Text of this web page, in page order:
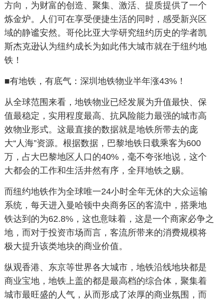
方向，为财富的创造、聚集、激活、提质提供了一个
炼金炉。人们可在享受便捷生活的同时，感受新兴区
域的静谧安然。哥伦比亚大学研究纽约历史的学者凯
斯杰克逊认为纽约成长为如此伟大城市就在于纽约地
铁！
■有地铁，有底气：深圳地铁物业半年涨43%！
从全球范围来看，地铁物业已经发展为升值最快、保
值最稳定，实用程度最高、抗风险能力最强的城市高
效物业形式。这最直接的数据就是地铁所带去的庞
大“人海”资源。根据数据，巴黎地铁日载乘客为600
万，占大巴黎地区人口的40%，毫不夸张地说，这个
大都会的工作和生活井然有序，全拜地铁之赐。
而纽约地铁作为全球唯一24小时全年无休的大众运输
系统，每天进入曼哈顿中央商务区的客流中，搭乘地
铁达到的为62.8%，这也意味着，这是一个商家必争之
地，而对于投资市场而言，客流所带来的消费规模将
极大提升该类地块的商业价值。
纵观香港、东京等世界各大城市，地铁沿线地块都是
商业宝地，地铁上盖的都是最高档的综合体，聚集着
城市最旺盛的人气，从而形成了浓厚的商业氛围，而